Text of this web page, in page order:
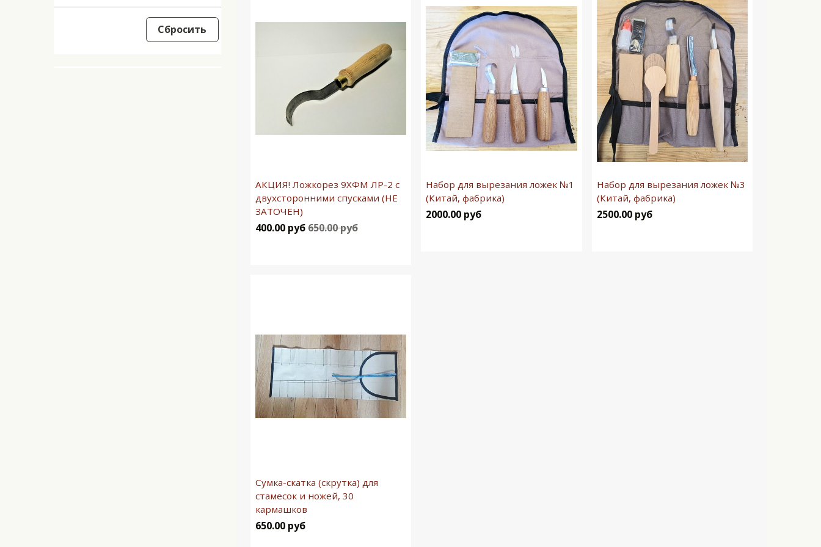
Сбросить
АКЦИЯ! Ложкорез 9ХФМ ЛР-2 с
двухсторонними спусками (НЕ
ЗАТОЧЕН)
400.00 руб650.00 руб
Набор для вырезания ложек №1
(Китай, фабрика)
2000.00 руб
Набор для вырезания ложек №3
(Китай, фабрика)
2500.00 руб
Сумка-скатка (скрутка) для
стамесок и ножей, 30
кармашков
650.00 руб